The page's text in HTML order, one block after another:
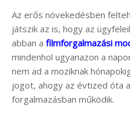
Az erős növekedésben
játszik az is, hogy az
abban a filmforgalmazási
mindenhol ugyanazon a
nem ad a moziknak
jogot, ahogy az évtized óta
forgalmazásban működik.